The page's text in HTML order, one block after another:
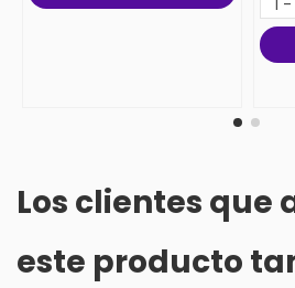
Los clientes que
este producto